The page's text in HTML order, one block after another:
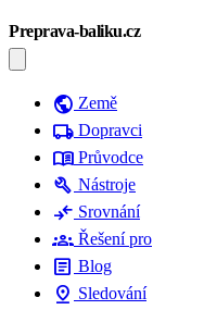
Preprava-baliku.cz
public Země
local_shipping Dopravci
menu_book Průvodce
build Nástroje
compare_arrows Srovnání
groups Řešení pro
article Blog
pin_drop Sledování